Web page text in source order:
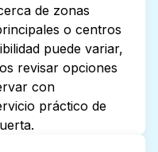
de zonas
o centros
puede variar,
revisar opciones
con
práctico de